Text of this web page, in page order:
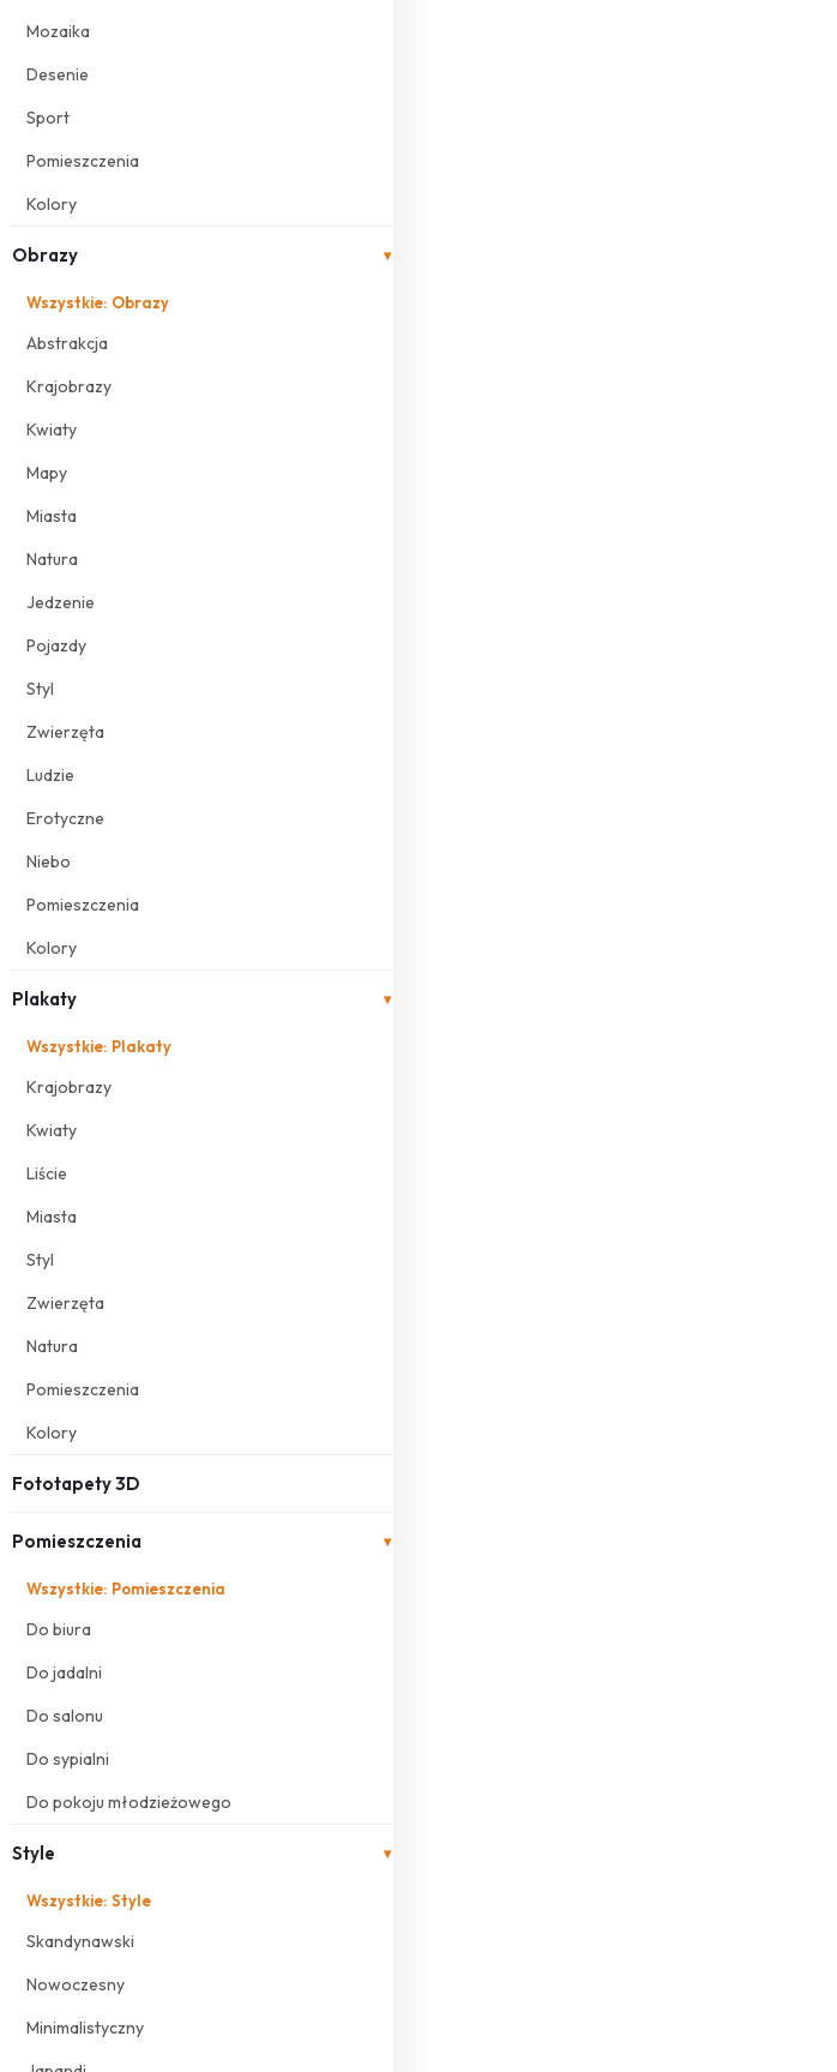
Mozaika
Desenie
Sport
Pomieszczenia
Kolory
Obrazy ▾
Wszystkie: Obrazy
Abstrakcja
Krajobrazy
Kwiaty
Mapy
Miasta
Natura
Jedzenie
Pojazdy
Styl
Zwierzęta
Ludzie
Erotyczne
Niebo
Pomieszczenia
Kolory
Plakaty ▾
Wszystkie: Plakaty
Krajobrazy
Kwiaty
Liście
Miasta
Styl
Zwierzęta
Natura
Pomieszczenia
Kolory
Fototapety 3D
Pomieszczenia ▾
Wszystkie: Pomieszczenia
Do biura
Do jadalni
Do salonu
Do sypialni
Do pokoju młodzieżowego
Style ▾
Wszystkie: Style
Skandynawski
Nowoczesny
Minimalistyczny